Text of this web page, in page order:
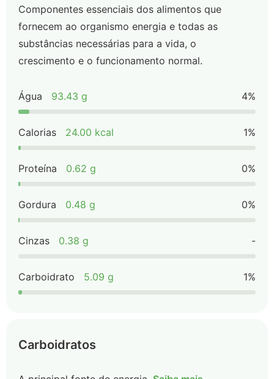
Componentes essenciais dos alimentos que
fornecem ao organismo energia e todas as
substâncias necessárias para a vida, o
crescimento e o funcionamento normal.
Água 93.43 g 4%
Calorias 24.00 kcal 1%
Proteína 0.62 g 0%
Gordura 0.48 g 0%
Cinzas 0.38 g -
Carboidrato 5.09 g 1%
Carboidratos